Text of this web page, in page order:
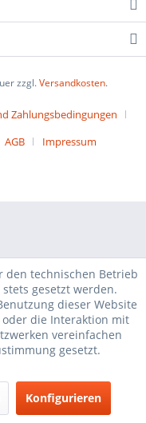
zzgl.Versandkosten.
Zahlungsbedingungen
AGB Impressum
den technischen Betrieb
gesetzt werden.
dieser Website
die Interaktion mit
vereinfachen
gesetzt.
Konfigurieren